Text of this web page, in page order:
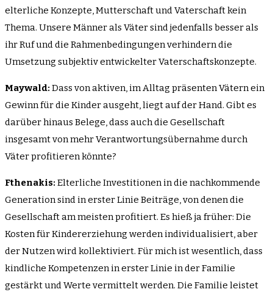
elterliche Konzepte, Mutterschaft und Vaterschaft kein
Thema. Unsere Männer als Väter sind jedenfalls besser als
ihr Ruf und die Rahmenbedingungen verhindern die
Umsetzung subjektiv entwickelter Vaterschaftskonzepte.
Maywald: Dass von aktiven, im Alltag präsenten Vätern ein
Gewinn für die Kinder ausgeht, liegt auf der Hand. Gibt es
darüber hinaus Belege, dass auch die Gesellschaft
insgesamt von mehr Verantwortungsübernahme durch
Väter profitieren könnte?
Fthenakis: Elterliche Investitionen in die nachkommende
Generation sind in erster Linie Beiträge, von denen die
Gesellschaft am meisten profitiert. Es hieß ja früher: Die
Kosten für Kindererziehung werden individualisiert, aber
der Nutzen wird kollektiviert. Für mich ist wesentlich, dass
kindliche Kompetenzen in erster Linie in der Familie
gestärkt und Werte vermittelt werden. Die Familie leistet